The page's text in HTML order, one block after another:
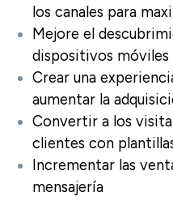
los canales para
Mejore el
dispositivos
Crear una
aumentar la
Convertir a los
clientes con
Incrementar las
mensajería